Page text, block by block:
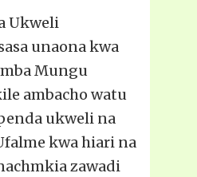
Ukweli
unaona kwa
Mungu
ambacho watu
ukweli na
kwa hiari na
zawadi